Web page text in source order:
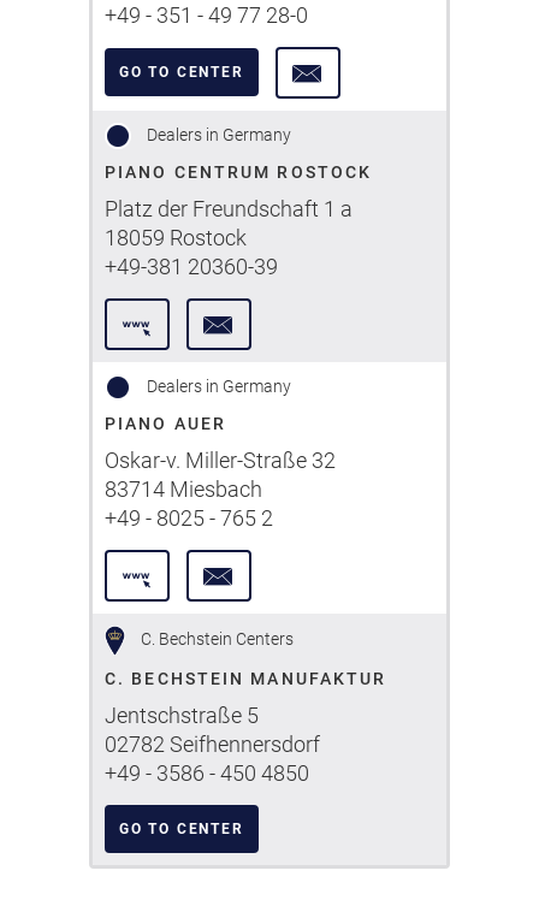
+49 - 351 - 49 77 28-0
GO TO CENTER
Dealers in Germany
PIANO CENTRUM ROSTOCK
Platz der Freundschaft 1 a
18059 Rostock
+49-381 20360-39
Dealers in Germany
PIANO AUER
Oskar-v. Miller-Straße 32
83714 Miesbach
+49 - 8025 - 765 2
C. Bechstein Centers
C. BECHSTEIN MANUFAKTUR
Jentschstraße 5
02782 Seifhennersdorf
+49 - 3586 - 450 4850
GO TO CENTER